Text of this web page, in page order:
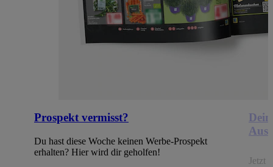
Prospekt vermisst?
Du hast diese Woche keinen Werbe-Prospekt
erhalten? Hier wird dir geholfen!
Jetzt